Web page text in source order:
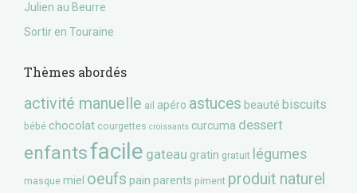
Julien au Beurre
Sortir en Touraine
Thèmes abordés
activité manuelle ail apéro astuces beauté biscuits
bébé chocolat courgettes croissants curcuma dessert
enfantsfacile gateau gratin gratuit légumes
masque miel oeufs pain parents piment produit naturel